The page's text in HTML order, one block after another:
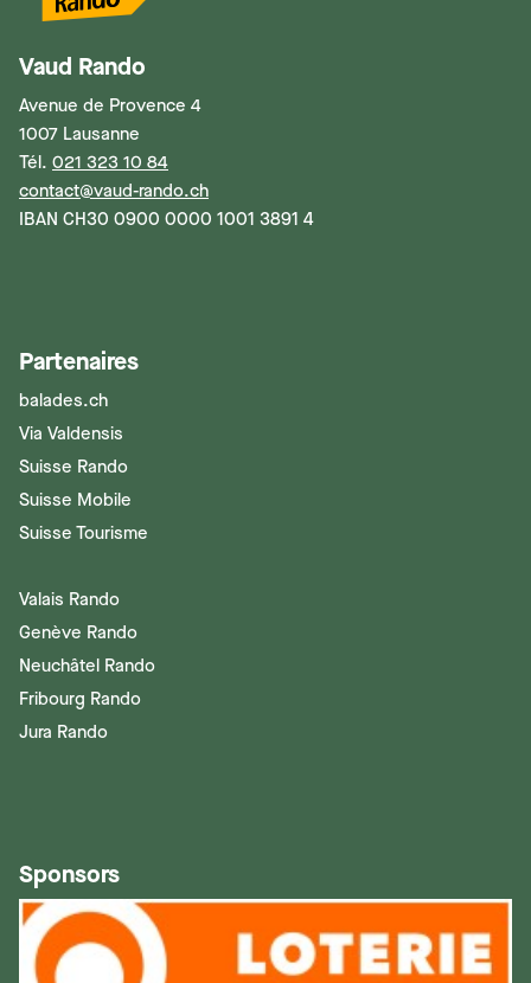
Vaud Rando
Avenue de Provence 4
1007 Lausanne
Tél. 021 323 10 84
contact@vaud-rando.ch
IBAN CH30 0900 0000 1001 3891 4
Partenaires
balades.ch
Via Valdensis
Suisse Rando
Suisse Mobile
Suisse Tourisme
Valais Rando
Genève Rando
Neuchâtel Rando
Fribourg Rando
Jura Rando
Sponsors